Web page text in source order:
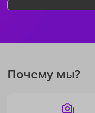
Почему мы?